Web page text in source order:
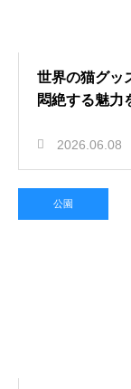
世界の猫グッ
悶絶する魅力
2026.06.08
公園